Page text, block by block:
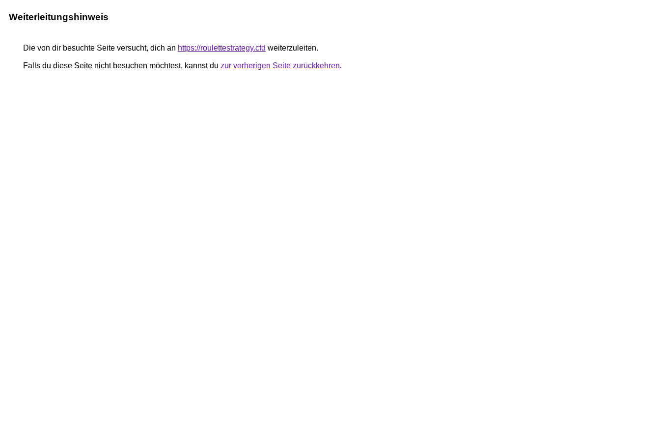
Weiterleitungshinweis
Die von dir besuchte Seite versucht, dich an https://roulettestrategy.cfd weiterzuleiten.
Falls du diese Seite nicht besuchen möchtest, kannst du zur vorherigen Seite zurückkehren.